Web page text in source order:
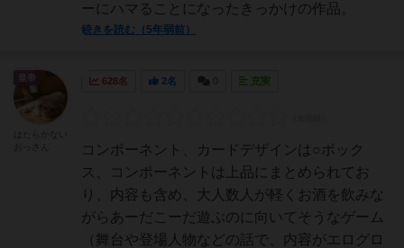
ーにハマることになったきっかけの作品。
続きを読む（5年弱前）
628名 2名 充実
コンポーネント、カードデザインは○ボック
ス、コンポーネントは上品にまとめられてお
り、内容も含め、大人数人が軽くお酒を飲みな
がらあーだこーだ遊ぶのに向いてそうなゲーム
（舞台や登場人物などの話で、内容がエログロ
皇帝